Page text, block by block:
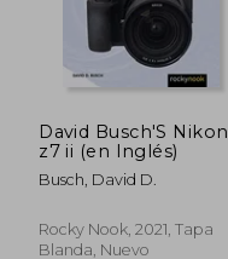
David Busch'S Nikon
z7 ii (en Inglés)
Busch, David D.
Rocky Nook, 2021, Tapa
Blanda, Nuevo